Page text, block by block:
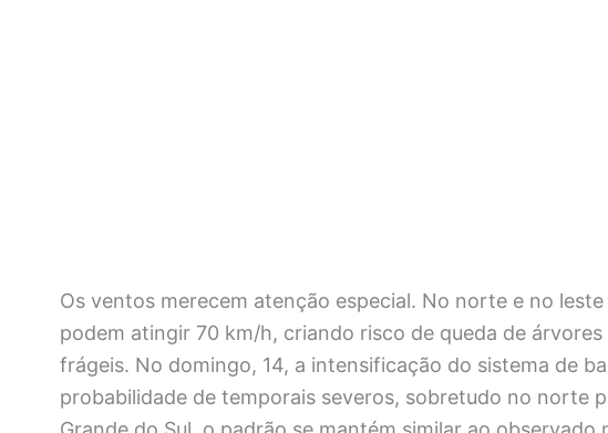
Os ventos merecem atenção especial. No norte e no leste
podem atingir 70 km/h, criando risco de queda de
frágeis. No domingo, 14, a intensificação do sistema de
probabilidade de temporais severos, sobretudo no norte